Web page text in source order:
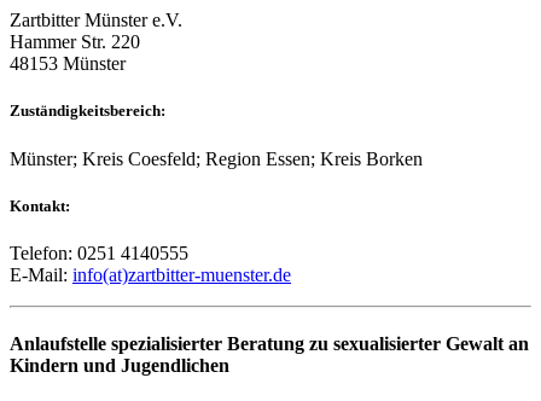
Zartbitter Münster e.V.
Hammer Str. 220
48153 Münster
Zuständigkeitsbereich:
Münster; Kreis Coesfeld; Region Essen; Kreis Borken
Kontakt:
Telefon: 0251 4140555
E-Mail: info(at)zartbitter-muenster.de
Anlaufstelle spezialisierter Beratung zu sexualisierter Gewalt an
Kindern und Jugendlichen